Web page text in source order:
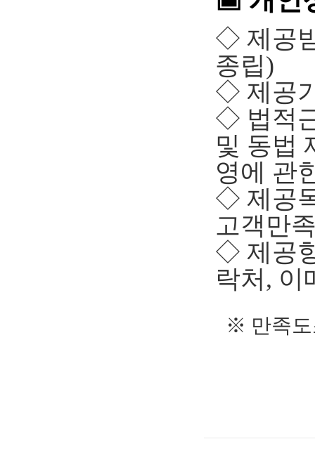
◇ 제공
종립)
◇ 제공
◇ 법적
및 동법
영에 관
◇ 제공
고객만
◇ 제공
락처, 이
※ 만족도